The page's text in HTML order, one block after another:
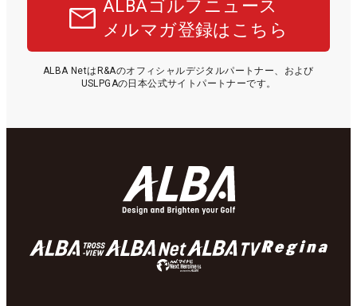
ALBAゴルフニュース
メルマガ登録はこちら
ALBA NetはR&Aのオフィシャルデジタルパートナー、および
USLPGAの日本公式サイトパートナーです。